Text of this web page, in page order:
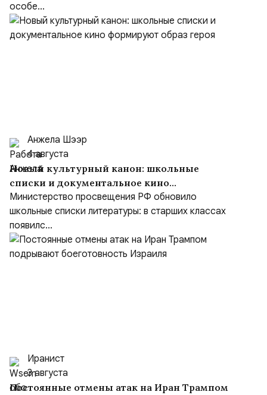
особе...
Анжела Шээр
4 августа
Новый культурный канон: школьные
списки и документальное кино
формируют образ героя
Министерство просвещения РФ обновило
школьные списки литературы: в старших классах
появилс...
Иранист
3 августа
Постоянные отмены атак на Иран Трампом